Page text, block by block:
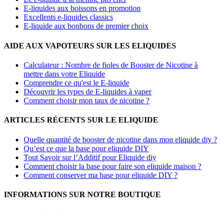
E-liquides aux boissons en promotion
Excellents e-liquides classics
E-liquide aux bonbons de premier choix
AIDE AUX VAPOTEURS SUR LES ELIQUIDES
Calculateur : Nombre de fioles de Booster de Nicotine à
mettre dans votre Eliquide
Comprendre ce qu'est le E-liquide
Découvrir les types de E-liquides à vaper
Comment choisir mon taux de nicotine ?
ARTICLES RÉCENTS SUR LE ELIQUIDE
Quelle quantité de booster de nicotine dans mon eliquide diy ?
Qu’est ce que la base pour eliquide DIY
Tout Savoir sur l’Additif pour Eliquide diy
Comment choisir la base pour faire son eliquide maison ?
Comment conserver ma base pour eliquide DIY ?
INFORMATIONS SUR NOTRE BOUTIQUE